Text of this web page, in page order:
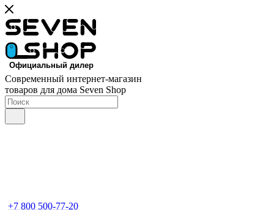
Современный интернет-магазин
товаров для дома Seven Shop
+7 800 500-77-20